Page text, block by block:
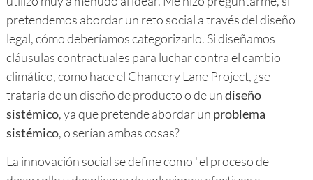
pretendemos abordar un reto social a través del diseño
legal, cómo deberíamos categorizarlo. Si diseñamos
cláusulas contractuales para luchar contra el cambio
climático, como hace el Chancery Lane Project, ¿se
trataría de un diseño de producto o de undiseño
sistémico, ya que pretende abordar un problema
sistémico, o serían ambas cosas?
La innovación social se define como "el proceso de